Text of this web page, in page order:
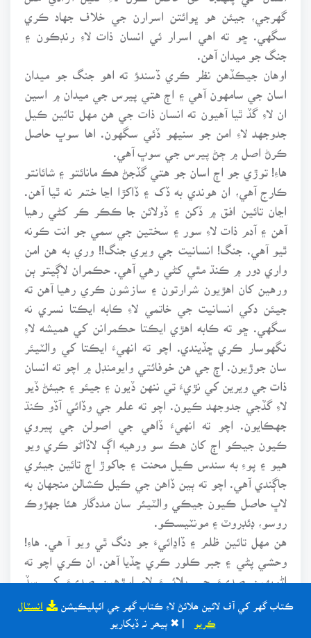
ڪتاب گهر کي آف لائين ھلائڻ لاءِ ڪتاب گهر جي ائپليڪيشن انسٽال
| ✖ ٻيھر نہ ڏيکاريو
گهرجي، جيئن هو ڀوائتن اسرارن جي خلاف جهاد ڪري
سگهي. ڇو ته اهي اسرار ئي انسان ذات لاءِ رنڊڪون ۽
جنگ جو ميدان آهن.
اوهان جيڪڏهن نظر ڪري ڏسندؤ ته اهو جنگ جو ميدان
اسان جي سامهون آهي ۽ اڄ هتي پيرس جي ميدان ۾ اسين
ان لاءِ گڏ ٿيا آهيون ته انسان ذات جي هن مهل تائين ڪيل
جدوجهد لاءِ امن جو سنيهو ڏئي سگهون. اها سوڀ حاصل
ڪرڻ اصل ۾ ڄڻ پيرس جي سوڀ آهي.
هاءِ! توڙي جو اڄ اسان جو هتي گڏجڻ هڪ مانائتو ۽ شائانتو
ڪارج آهي، ان هوندي به ڏک ۽ ڏاکڙا اڃا ختم نه ٿيا آهن.
اڃان تائين افق ۾ ڏکن ۽ ڏولائن جا ڪڪر ڪر کڻي رهيا
آهن ۽ آدم ذات لاءِ سور ۽ سختين جي سمي جو انت ڪونه
ٿيو آهي. جنگ! انسانيت جي ويري جنگ!! وري به هن امن
واري دور ۾ ڪنڌ مٿي کڻي رهي آهي. حڪمران لاڳيتو ٻن
ورهين کان اهڙيون شرارتون ۽ سازشون ڪري رهيا آهن ته
جيئن دکي انسانيت جي خاتمي لاءِ ڪابه ايڪتا نسري نه
سگهي. ڇو ته ڪابه اهڙي ايڪتا حڪمرانن کي هميشه لاءِ
نگهوسار ڪري ڇڏيندي. اچو ته انهيءَ ايڪتا کي والٽيئر
سان جوڙيون. اڄ جي هن خوفائتي وايومنڊل ۾ اچو ته انسان
ذات جي ويرين کي نڙيءَ تي ننهن ڏيون ۽ جيئو ۽ جيئڻ ڏيو
لاءِ گڏجي جدوجهد ڪيون. اچو ته علم جي وڏائي آڏو ڪنڌ
جهڪايون. اچو ته انهيءَ ڏاهي جي اصولن جي پيروي
ڪيون جيڪو اڄ کان هڪ سو ورهيه اڳ لاڏاڻو ڪري ويو
هيو ۽ پوءِ به سندس ڪيل محنت ۽ جاکوڙ اڄ تائين جيئري
جاڳندي آهي. اچو ته ٻين ڏاهن جي ڪيل ڪشالن منجهان به
لاڀ حاصل ڪيون جيڪي والٽيئر سان مددگار هئا جهڙوڪ
هن مهل تائين ظلم ۽ ڏاڍائيءَ جو دنگ ٿي ويو آ هي. هاءِ!
وحشي پڻي ۽ جبر ڪلور ڪري ڇڏيا آهن. ان ڪري اچو ته
اڻويهين صديءَ جي ڀلائيءَ لاءِ ارڙهين صديءَ کي سڏ
آهن. اچو ته انهن ڏاهن جي ٻڌايل اصولن تي عمل ڪيون. ان